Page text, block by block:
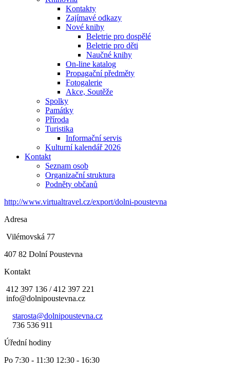
Kontakty
Zajímavé odkazy
Nové knihy
Beletrie pro dospělé
Beletrie pro děti
Naučné knihy
On-line katalog
Propagační předměty
Fotogalerie
Akce, Soutěže
Spolky
Památky
Příroda
Turistika
Informační servis
Kulturní kalendář 2026
Kontakt
Seznam osob
Organizační struktura
Podněty občanů
http://www.virtualtravel.cz/export/dolni-poustevna
Adresa
Vilémovská 77
407 82 Dolní Poustevna
Kontakt
412 397 136 / 412 397 221
info@dolnipoustevna.cz
starosta@dolnipoustevna.cz
736 536 911
Úřední hodiny
Po 7:30 - 11:30 12:30 - 16:30